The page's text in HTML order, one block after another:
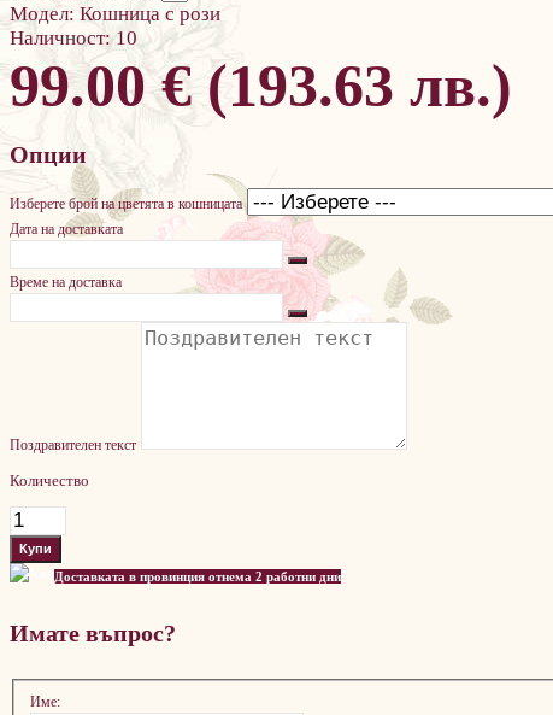
Модел: Кошница с рози
Наличност:10
99.00 € (193.63 лв.)
Опции
Изберете брой на цветята в кошницата
Дата на доставката
Време на доставка
Поздравителен текст
Количество
Доставката в провинция отнема 2 работни дни
Имате въпрос?
Име: